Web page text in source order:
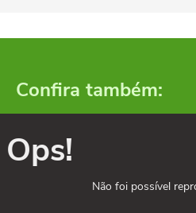
Confira também:
Ops!
Não foi possível